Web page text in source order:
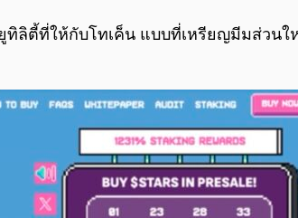
ลิตี้ที่ให้กับโทเค็น แบบที่เหรียญมีมส่วนใ